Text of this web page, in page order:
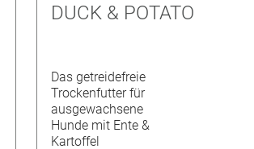
DUCK & POTATO
Das getreidefreie
Trockenfutter für
ausgewachsene
Hunde mit Ente &
Kartoffel